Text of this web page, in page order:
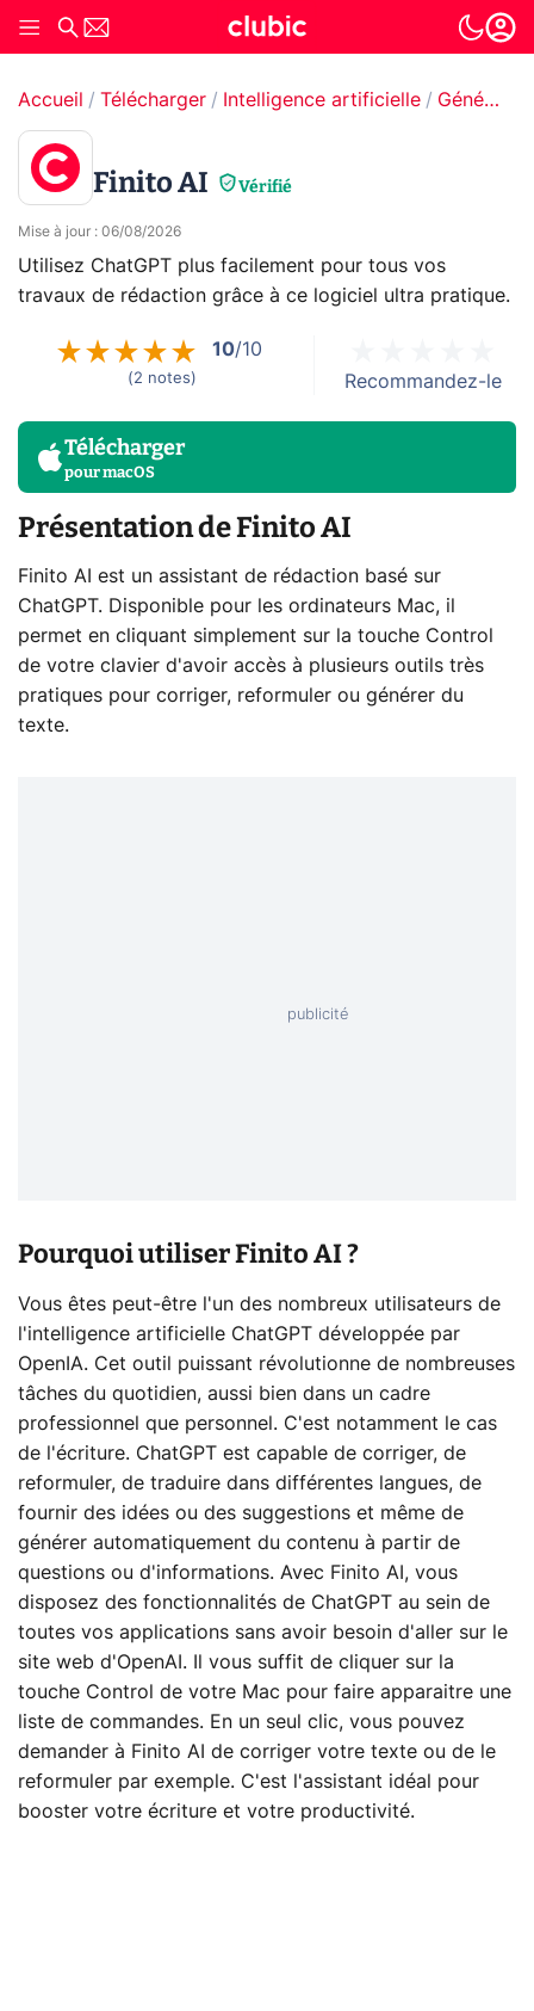
Accueil Télécharger Intelligence artificielle Générateur de texte par IA
Finito AI Vérifié
Mise à jour : 06/08/2026
Utilisez ChatGPT plus facilement pour tous vos
travaux de rédaction grâce à ce logiciel ultra pratique.
10/10
(2 notes) Recommandez-le
Télécharger
pourmacOS
Présentation de Finito AI
Finito AI est un assistant de rédaction basé sur
ChatGPT. Disponible pour les ordinateurs Mac, il
permet en cliquant simplement sur la touche Control
de votre clavier d'avoir accès à plusieurs outils très
pratiques pour corriger, reformuler ou générer du
texte.
Pourquoi utiliser Finito AI ?
Vous êtes peut-être l'un des nombreux utilisateurs de
l'intelligence artificielle ChatGPT développée par
OpenIA. Cet outil puissant révolutionne de nombreuses
tâches du quotidien, aussi bien dans un cadre
professionnel que personnel. C'est notamment le cas
de l'écriture. ChatGPT est capable de corriger, de
reformuler, de traduire dans différentes langues, de
fournir des idées ou des suggestions et même de
générer automatiquement du contenu à partir de
questions ou d'informations. Avec Finito AI, vous
disposez des fonctionnalités de ChatGPT au sein de
toutes vos applications sans avoir besoin d'aller sur le
site web d'OpenAI. Il vous suffit de cliquer sur la
touche Control de votre Mac pour faire apparaitre une
liste de commandes. En un seul clic, vous pouvez
demander à Finito AI de corriger votre texte ou de le
reformuler par exemple. C'est l'assistant idéal pour
booster votre écriture et votre productivité.